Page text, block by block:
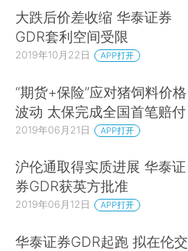
大跌后价差收缩 华泰证券
GDR套利空间受限
2019年10月22日 APP打开
“期货+保险”应对猪饲料价格
波动 太保完成全国首笔赔付
2019年06月21日 APP打开
沪伦通取得实质进展 华泰证
券GDR获英方批准
2019年06月12日 APP打开
华泰证券GDR起跑 拟在伦交